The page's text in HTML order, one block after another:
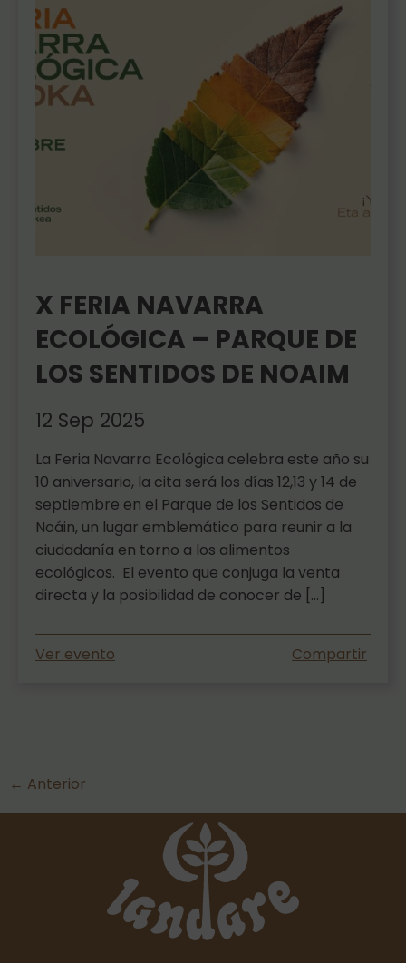
X FERIA NAVARRA
ECOLÓGICA – PARQUE DE
LOS SENTIDOS DE NOAIM
12 Sep 2025
La Feria Navarra Ecológica celebra este año su
10 aniversario, la cita será los días 12,13 y 14 de
septiembre en el Parque de los Sentidos de
Noáin, un lugar emblemático para reunir a la
ciudadanía en torno a los alimentos
ecológicos. El evento que conjuga la venta
directa y la posibilidad de conocer de […]
Ver evento Compartir
← Anterior